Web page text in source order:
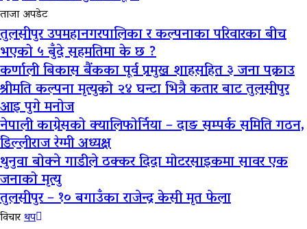
ताजा अपडेट
तुलसीपुर उपमहानगरपालिका र कल्पनाका परिवारका बीच
भएको ५ बुँदे सहमतिमा के छ ?
कर्णाली बिकास बैंकका पूर्व प्रमुख शाहसहित ३ जना पक्राउ
श्रीमति कल्पना मृत्युको २४ घन्टा भित्रै कतार बाट तुलसीपुर
आइ पुगे मनोज
नेपाली काग्रेसको क्यालिफोर्निया – दाङ सम्पर्क समिति गठन,
डिल्लीराज रेग्मी अध्यक्ष
थुनुवा बोक्ने गाडीले ठक्कर दिदा मोटरसाइकमा सावर एक
जनाको मृत्यु
तुलसीपुर – १० बगाउँका राजेन्द्र केसी मृत फेला
विचारथप